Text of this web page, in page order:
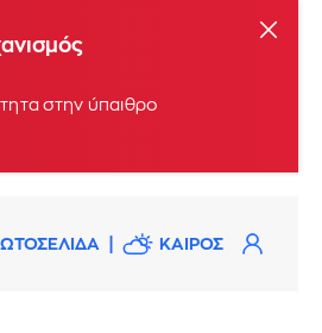
στην ύπαιθρο
ΚΑΙΡΟΣ